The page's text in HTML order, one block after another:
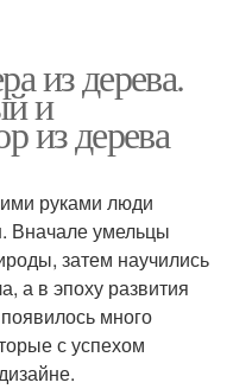
из дерева.
и
из дерева
руками люди
Вначале умельцы
затем научились
а в эпоху развития
много
с успехом